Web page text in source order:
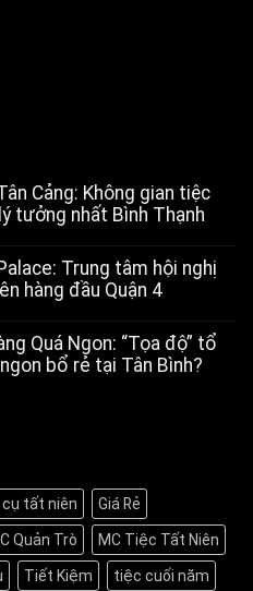
Cảng: Không gian tiệc
tưởng nhất Bình Thạnh
Trung tâm hội nghị
hàng đầu Quận 4
Quá Ngon: “Tọa độ” tổ
bổ rẻ tại Tân Bình?
cụ tất niên Giá Rẻ
Quản Trò MC Tiệc Tất Niên
Tiết Kiệm tiệc cuối năm